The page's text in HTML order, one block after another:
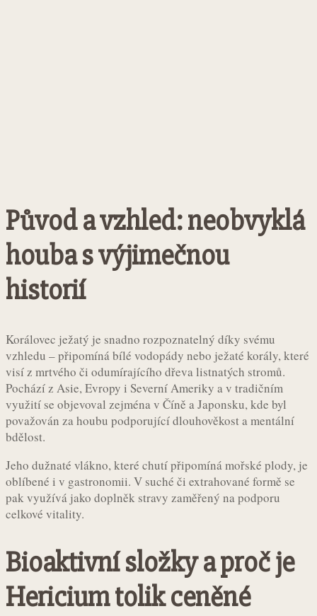
Původ a vzhled: neobvyklá
houba s výjimečnou
historií
Korálovec ježatý je snadno rozpoznatelný díky svému
vzhledu – připomíná bílé vodopády nebo ježaté korály, které
visí z mrtvého či odumírajícího dřeva listnatých stromů.
Pochází z Asie, Evropy i Severní Ameriky a v tradičním
využití se objevoval zejména v Číně a Japonsku, kde byl
považován za houbu podporující dlouhověkost a mentální
bdělost.
Jeho dužnaté vlákno, které chutí připomíná mořské plody, je
oblíbené i v gastronomii. V suché či extrahované formě se
pak využívá jako doplněk stravy zaměřený na podporu
celkové vitality.
Bioaktivní složky a proč je
Hericium tolik ceněné